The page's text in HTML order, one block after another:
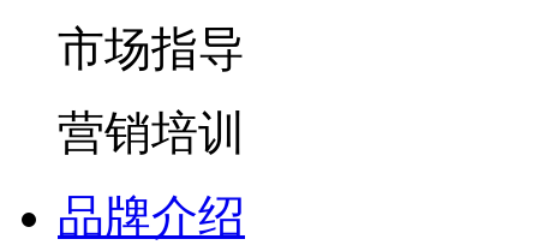
市场指导
营销培训
品牌介绍